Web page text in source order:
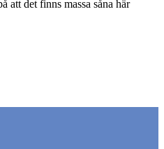
att det finns massa såna här